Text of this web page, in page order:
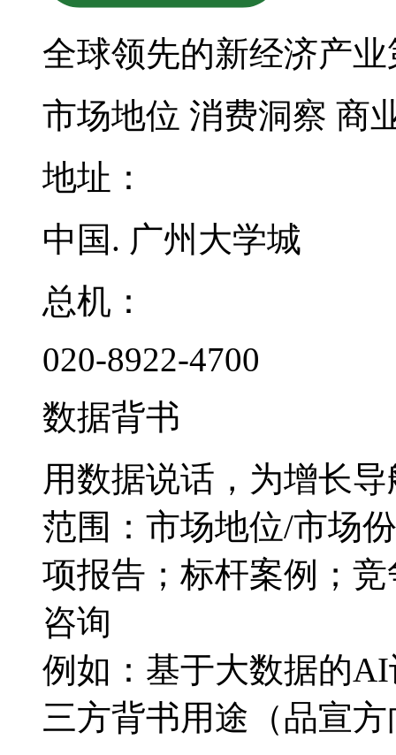
全球领先的新经济产
市场地位 消费洞察 商
地址：
中国. 广州大学城
总机：
020-8922-4700
数据背书
用数据说话，为增长导
范围：市场地位/市场
项报告；标杆案例；
咨询
例如：基于大数据的
三方背书用途（品宣